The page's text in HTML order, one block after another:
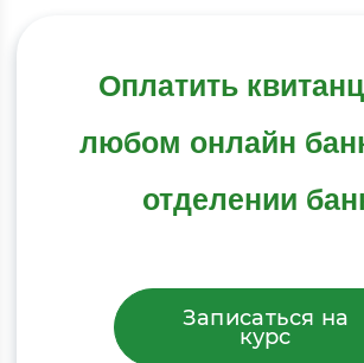
Оплатить
любом онлайн
отделении
Записаться на
курс